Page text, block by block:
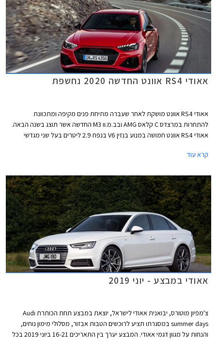
אאודי RS4 אוונט החדשה 2020 נחשפת
אאודי RS4 אוונט מושקת לאחר שעברה מתיחת פנים מקיפה ומתכוונת
להתחרות במרצדס C קלאס AMG ובב.מ.וו M3 החדשה אשר תוצג בשנה הבאה.
אאודי RS4 אוונט חמושה במנוע בנזין V6 בנפח 2.9 ליטרים בעל שני מגדשי
שניות, והמהירות המרבית מוגבלת ל- 250 קמ"ש או 280 קמ"ש עם חבילת
דינמיק המוסיפה גם דיפרנציאל ספורט אחורי. המנוע שוקל 182 ק"ג בלבד וכולל
בתוך חלל ה- V את צמד מגדשי הטורבו, המייצרים לחץ גדישה של 1.5 באר.
קרא עוד
אאודי במבצע - יוני 2019
צ'מפיון מוטורס, יבואנית אאודי לישראל, יוצאת במבצע תחת הכותרת Audi
summer days במסגרתו תציע לרוכשים הטבות אבזור, מסלולי מימון נוחים,
והנחות על מגוון דגמי אאודי. המבצע יערך בין התאריכים 16-21 ביוני 2019 בכל